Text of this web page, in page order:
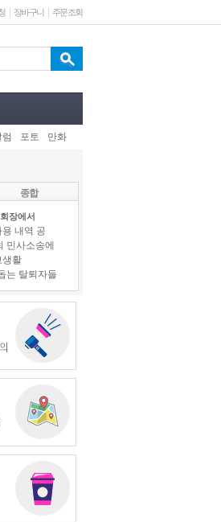
장바구니 주문조회
럼 포토 만화
종합
장에서
내역 공
민사소송에
생활
는 탈퇴자들